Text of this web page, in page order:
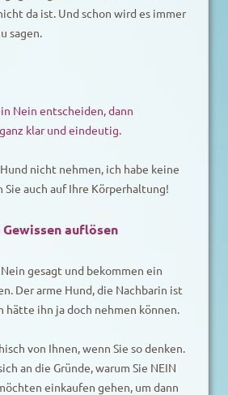
da ist. Und schon wird es immer
sagen.
Nein entscheiden, dann
klar und eindeutig.
nicht nehmen, ich habe keine
auch auf Ihre Körperhaltung!
auflösen
gesagt und bekommen ein
Der arme Hund, die Nachbarin ist
hätte ihn ja doch nehmen können.
von Ihnen, wenn Sie so denken.
an die Gründe, warum Sie NEIN
einkaufen gehen, um dann